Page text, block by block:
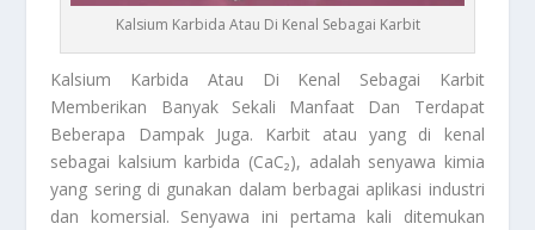
Kalsium Karbida Atau Di Kenal Sebagai Karbit
Kalsium Karbida Atau Di Kenal Sebagai Karbit
Memberikan Banyak Sekali Manfaat Dan Terdapat
Beberapa Dampak Juga. Karbit atau yang di kenal
sebagai kalsium karbida (CaC₂), adalah senyawa kimia
yang sering di gunakan dalam berbagai aplikasi industri
dan komersial. Senyawa ini pertama kali ditemukan